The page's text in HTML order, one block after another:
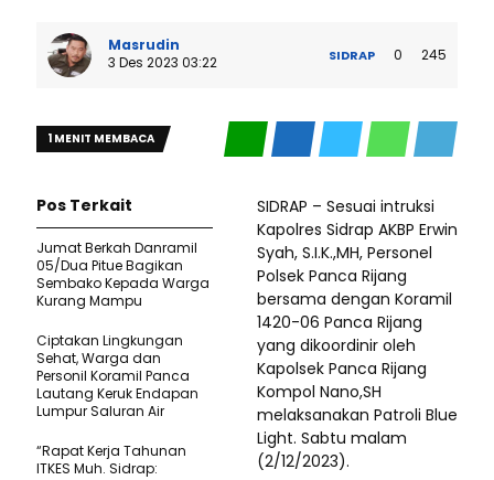
Masrudin
3 Des 2023 03:22
SIDRAP 0 245
1 MENIT MEMBACA
SIDRAP – Sesuai intruksi
Kapolres Sidrap AKBP Erwin
Syah, S.I.K.,MH, Personel
Polsek Panca Rijang
bersama dengan Koramil
1420-06 Panca Rijang
yang dikoordinir oleh
Kapolsek Panca Rijang
Kompol Nano,SH
melaksanakan Patroli Blue
Light. Sabtu malam
(2/12/2023).
Pos Terkait
Jumat Berkah Danramil
05/Dua Pitue Bagikan
Sembako Kepada Warga
Kurang Mampu
Ciptakan Lingkungan
Sehat, Warga dan
Personil Koramil Panca
Lautang Keruk Endapan
Lumpur Saluran Air
“Rapat Kerja Tahunan
ITKES Muh. Sidrap: